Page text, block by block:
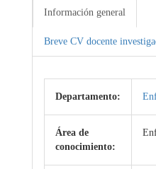
Información general
Breve CV docente
Departamento:
Área de
conocimiento: